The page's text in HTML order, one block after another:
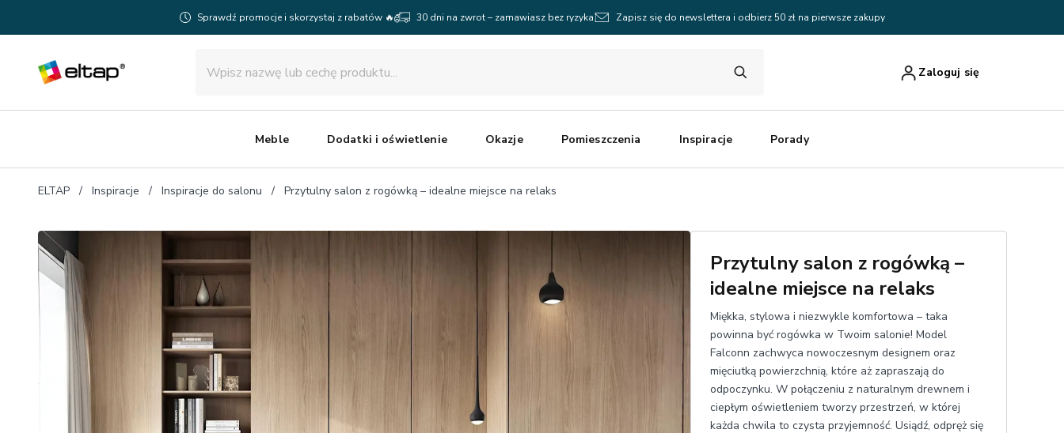
Sprawdź promocje i skorzystaj z rabatów 🔥 30 dni na zwrot – zamawiasz bez ryzyka Zapisz się do newslettera i odbierz 50 zł na pierwsze zakupy
Zaloguj się
Meble Dodatki i oświetlenie Okazje Pomieszczenia Inspiracje Porady
ELTAP Inspiracje Inspiracje do salonu Przytulny salon z rogówką – idealne miejsce na relaks
Przytulny salon z rogówką –
idealne miejsce na relaks
Miękka, stylowa i niezwykle komfortowa – taka
powinna być rogówka w Twoim salonie! Model
Falconn zachwyca nowoczesnym designem oraz
mięciutką powierzchnią, które aż zapraszają do
odpoczynku. W połączeniu z naturalnym drewnem i
ciepłym oświetleniem tworzy przestrzeń, w której
każda chwila to czysta przyjemność. Usiądź, odpręż się